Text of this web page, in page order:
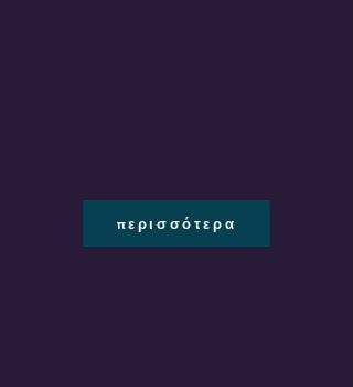
περισσότερα